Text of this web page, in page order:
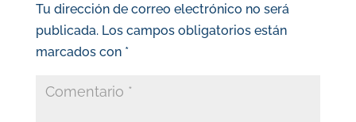
Tu dirección de correo electrónico no será
publicada. Los campos obligatorios están
marcados con *